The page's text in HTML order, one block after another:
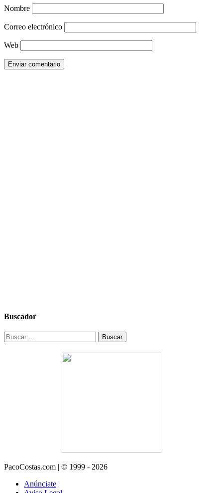
Nombre
Correo electrónico
Web
Buscador
Buscar:
PacoCostas.com | © 1999 - 2026
Anúnciate